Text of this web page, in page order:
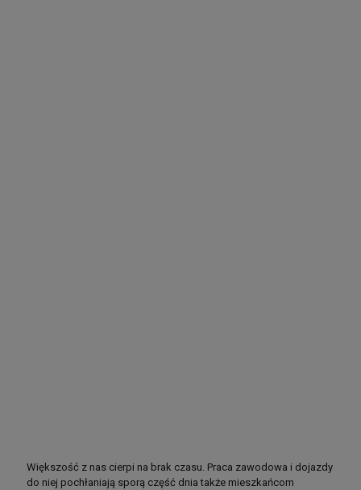
Większość z nas cierpi na brak czasu. Praca zawodowa i dojazdy
do niej pochłaniają sporą część dnia także mieszkańcom